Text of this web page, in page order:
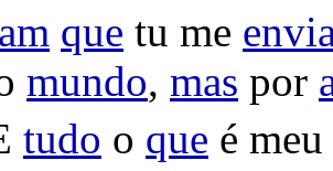
que tu me
mundo, mas por
tudo o que é